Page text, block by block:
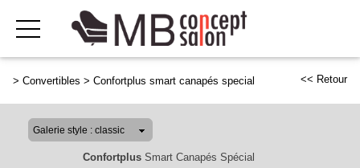
> Convertibles > Confortplus smart canapés special << Retour
ConfortplusSmart Canapés Spécial